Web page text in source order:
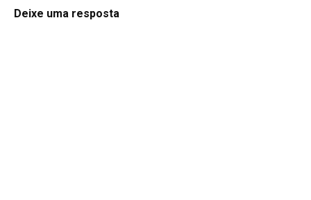
Deixe uma resposta